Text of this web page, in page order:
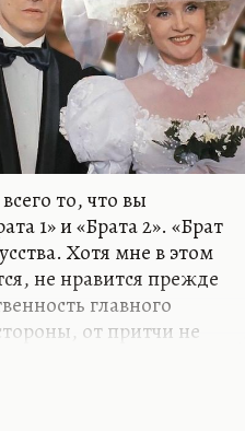
то, что вы
1» и «Брата 2». «Брат
Хотя мне в этом
не нравится прежде
главного
от притчи не
этот пустой